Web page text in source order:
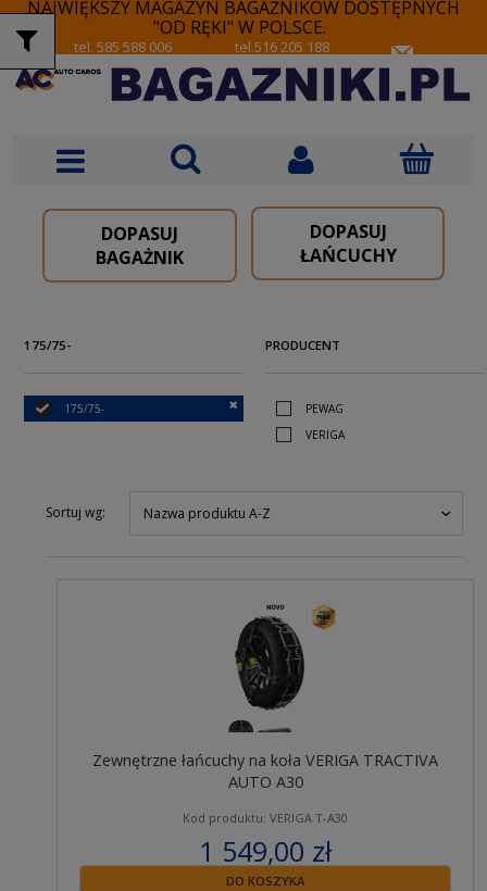
NAJWIĘKSZY MAGAZYN BAGAŻNIKÓW DOSTĘPNYCH
"OD RĘKI" W POLSCE.
tel. 585 588 006 tel.516 205 188
DOPASUJ
BAGAŻNIK
DOPASUJ
ŁAŃCUCHY
175/75-
175/75-
PRODUCENT
PEWAG
VERIGA
Sortuj wg: Nazwa produktu A-Z
Zewnętrzne łańcuchy na koła VERIGA TRACTIVA
AUTO A30
Kod produktu: VERIGA T-A30
1 549,00 zł
zawiera 23% VAT
DO KOSZYKA